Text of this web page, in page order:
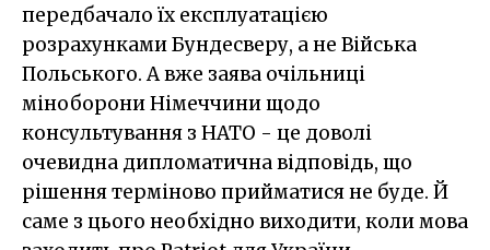
передбачало їх експлуатацією
розрахунками Бундесверу, а не Війська
Польського. А вже заява очільниці
міноборони Німеччини щодо
консультування з НАТО - це доволі
очевидна дипломатична відповідь, що
рішення терміново прийматися не буде. Й
саме з цього необхідно виходити, коли мова